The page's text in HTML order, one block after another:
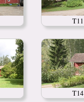
T11
T14